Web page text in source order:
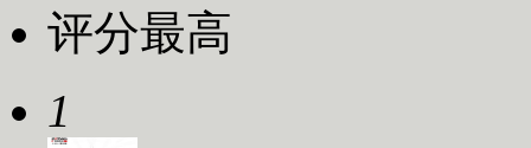
评分最高
1